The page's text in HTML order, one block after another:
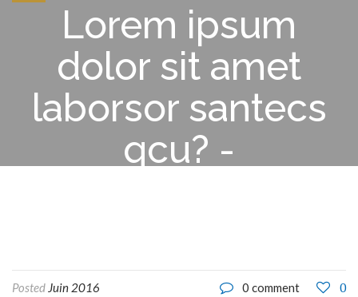
navigationLorem ipsum
dolor sit amet
laborsor santecs
qcu? -
Posted Juin 2016 0 comment 0